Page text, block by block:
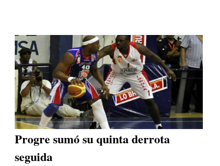
Progre sumó su quinta derrota
seguida